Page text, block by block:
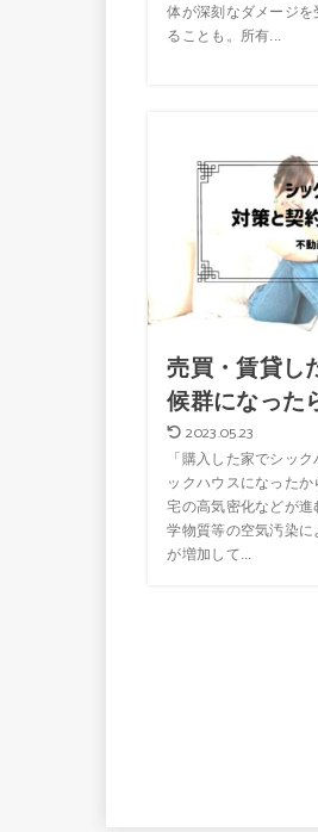
体が深刻なダメージ
ることも。所有...
売買・賃貸し
候群になった
2023.05.23
「購入した家でシッ
ックハウスになった
宅の高気密化などが
学物質等の空気汚染
が増加して...